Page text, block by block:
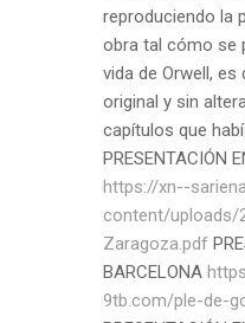
reproduciendo la
obra tal cómo se
vida de Orwell,
original y sin
capítulos que
PRESENTACIÓN
https://xn--
content/uploads/
Zaragoza.pdf
BARCELONA
9tb.com/ple-de-